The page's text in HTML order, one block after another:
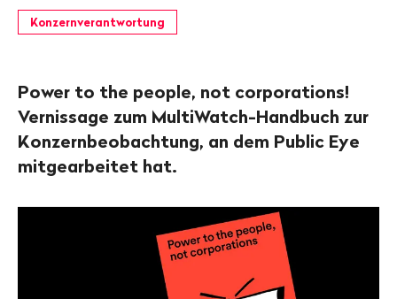
Konzernverantwortung
Power to the people, not corporations!
Vernissage zum MultiWatch-Handbuch zur
Konzernbeobachtung, an dem Public Eye
mitgearbeitet hat.